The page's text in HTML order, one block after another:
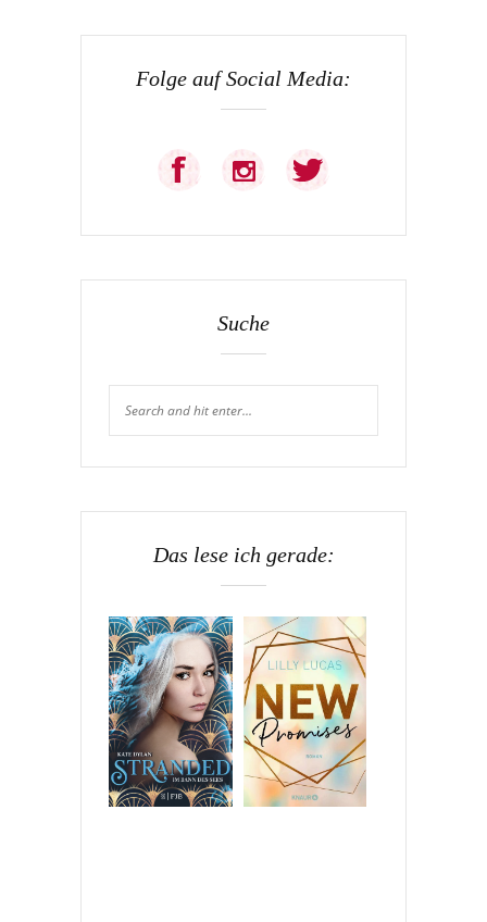
Folge auf Social Media:
Suche
Das lese ich gerade: